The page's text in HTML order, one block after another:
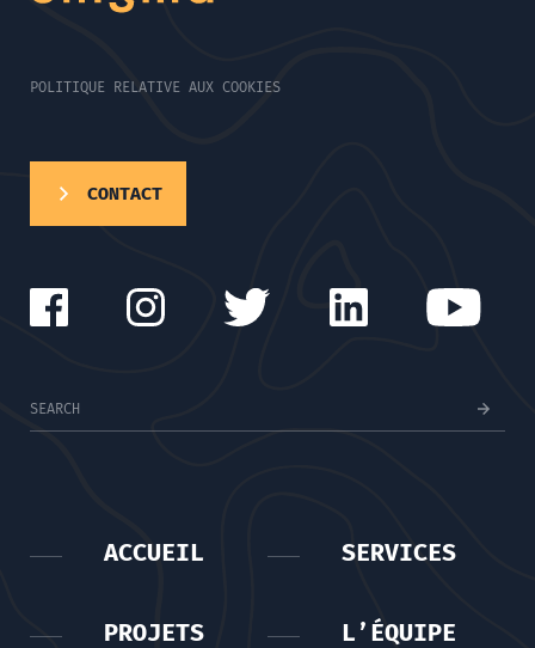
POLITIQUE RELATIVE AUX COOKIES
CONTACT
ACCUEIL SERVICES
PROJETS L’ÉQUIPE